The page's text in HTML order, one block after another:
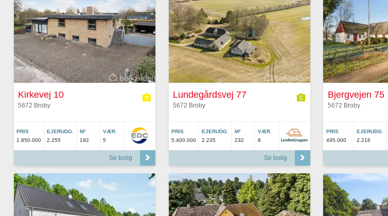
Kirkevej 10
5672 Broby
PRIS
1.850.000
EJERUDG.
2.255
M²
192
VÆR.
5
Se bolig
Lundegårdsvej 77
5672 Broby
PRIS
5.400.000
EJERUDG.
2.235
M²
232
VÆR.
8
Se bolig
Bjergvejen 75
5672 Broby
PRIS
495.000
EJERUDG.
2.216